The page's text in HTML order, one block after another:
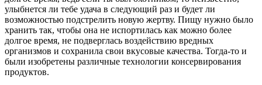
улыбнется ли тебе удача в следующий раз и будет ли
возможностью подстрелить новую жертву. Пищу нужно было
хранить так, чтобы она не испортилась как можно более
долгое время, не подверглась воздействию вредных
организмов и сохранила свои вкусовые качества. Тогда-то и
были изобретены различные технологии консервирования
продуктов.